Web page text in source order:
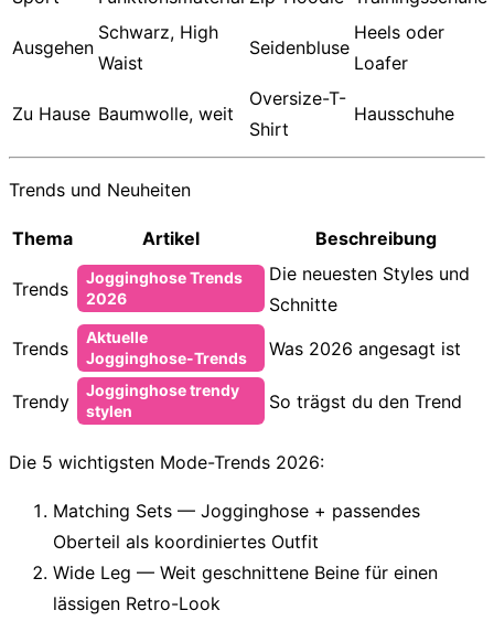
Ausgehen
Schwarz, High
Waist
Seidenbluse
Heels oder
Loafer
Zu Hause Baumwolle, weit
Oversize-T-
Shirt
Hausschuhe
Trends und Neuheiten
Thema Artikel Beschreibung
Trends
Jogginghose Trends
2026
Die neuesten Styles und
Schnitte
Trends
Aktuelle
Jogginghose-Trends
Was 2026 angesagt ist
Trendy
Jogginghose trendy
stylen
So trägst du den Trend
Die 5 wichtigsten Mode-Trends 2026:
Matching Sets — Jogginghose + passendes
Oberteil als koordiniertes Outfit
Wide Leg — Weit geschnittene Beine für einen
lässigen Retro-Look